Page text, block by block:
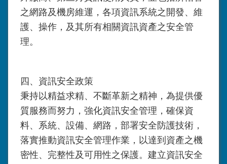
之網路及機房維運，各項資訊系統之開發、維
護、操作，及其所有相關資訊資產之安全管
理。
四、資訊安全政策
秉持以精益求精、不斷革新之精神，為提供優
質服務而努力，強化資訊安全管理，確保資
料、系統、設備、網路，部署安全防護技術，
落實推動資訊安全管理作業，以達到資產之機
密性、完整性及可用性之保護。建立資訊安全